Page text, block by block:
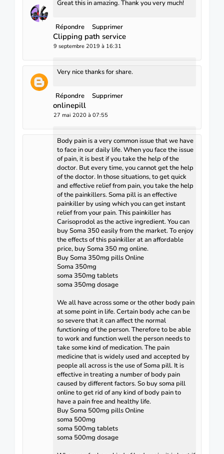
Great this in amazing. Thank you very much!
Répondre Supprimer
Clipping path service
9 septembre 2019 à 16:31
Very nice thanks for share.
Répondre Supprimer
onlinepill
27 mai 2020 à 07:55
Body pain is a very common issue that we have
to face in our daily life. When you face the issue
of pain, it is best if you take the help of the
doctor. But every time, you cannot get the help
of the doctor. In those situations, to get quick
and effective relief from pain, you take the help
of the painkillers. Soma pill is an effective
painkiller by using which you can get instant
relief from your pain. This painkiller has
Carisoprodol as the active ingredient. You can
buy Soma 350 easily from the market. To enjoy
the effects of this painkiller at an affordable
price, buy Soma 350 mg online.
Buy Soma 350mg pills Online
Soma 350mg
soma 350mg tablets
soma 350mg dosage
We all have across some or the other body pain
at some point in life. Certain body ache can be
so severe that it can affect the normal
functioning of the person. Therefore to be able
to work and function well the person needs to
take some kind of medication. The pain
medicine that is widely used and accepted by
people all across is the use of Soma pill. It is
effective in treating a number of body pain
caused by different factors. So buy soma pill
online to get rid of any kind of body pain to
have a pain free and healthy life.
Buy Soma 500mg pills Online
soma 500mg
soma 500mg tablets
soma 500mg dosage